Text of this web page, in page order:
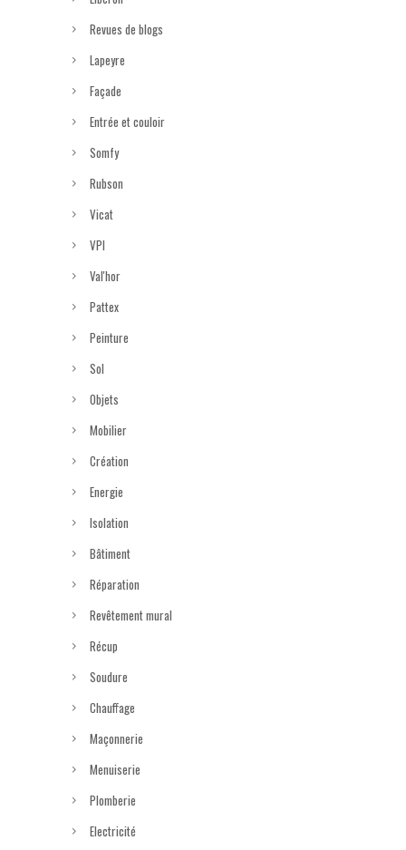
Revues de blogs
Lapeyre
Façade
Entrée et couloir
Somfy
Rubson
Vicat
VPI
Val'hor
Pattex
Peinture
Sol
Objets
Mobilier
Création
Energie
Isolation
Bâtiment
Réparation
Revêtement mural
Récup
Soudure
Chauffage
Maçonnerie
Menuiserie
Plomberie
Electricité